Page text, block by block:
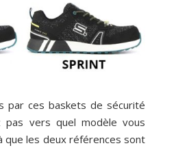
par ces baskets de sécurité
pas vers quel modèle vous
que les deux références sont